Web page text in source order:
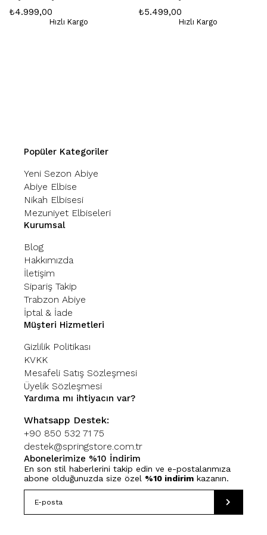
₺4.999,00
Hızlı Kargo
₺5.499,00
Hızlı Kargo
Popüler Kategoriler
Yeni Sezon Abiye
Abiye Elbise
Nikah Elbisesi
Mezuniyet Elbiseleri
Kurumsal
Blog
Hakkımızda
İletişim
Sipariş Takip
Trabzon Abiye
İptal & İade
Müşteri Hizmetleri
Gizlilik Politikası
KVKK
Mesafeli Satış Sözleşmesi
Üyelik Sözleşmesi
Yardıma mı ihtiyacın var?
Whatsapp Destek:
+90 850 532 71 75
destek@springstore.com.tr
Abonelerimize %10 İndirim
En son stil haberlerini takip edin ve e-postalarımıza
abone olduğunuzda size özel %10 indirim kazanın.